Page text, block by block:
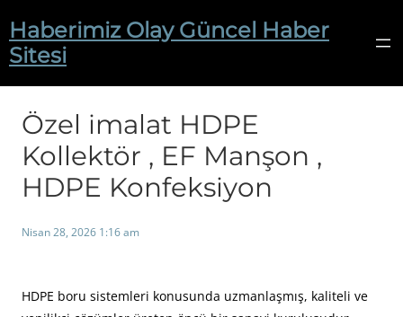
geçHaberimiz Olay Güncel Haber
Sitesi
Özel imalat HDPE
Kollektör , EF Manşon ,
HDPE Konfeksiyon
Nisan 28, 2026 1:16 am
HDPE boru sistemleri konusunda uzmanlaşmış, kaliteli ve